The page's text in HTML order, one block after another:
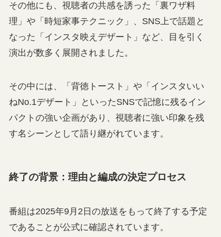
その他にも、視聴者の共感を誘った「裏ワザ料
理」や「時短家事テクニック」、SNS上で話題と
なった「インスタ映えデザート」など、目を引く
演出が数多く展開されました。
その中には、「背徳トースト」や「インスタいい
ねNo.1デザート」といったSNSで記憶に残るイン
パクトの強い企画があり、視聴者に強い印象を残
す名シーンとして語り継がれています。
終了の背景：理由と編成の決定プロセス
番組は2025年9月2日の放送をもって終了する予定
であることが公式に確認されています。